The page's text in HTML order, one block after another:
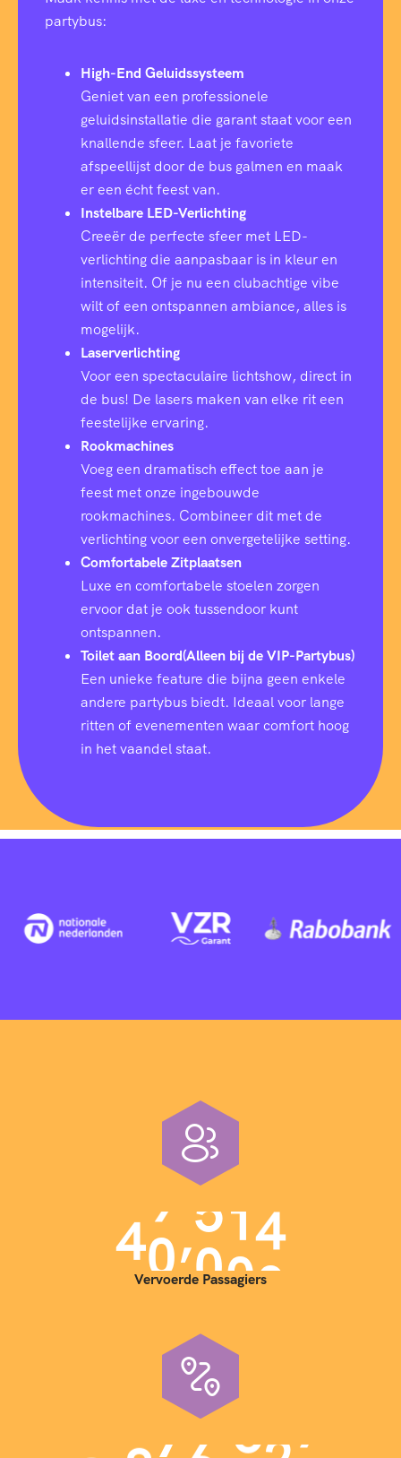
partybus:
High-End Geluidssysteem
Geniet van een professionele
geluidsinstallatie die garant staat voor een
knallende sfeer. Laat je favoriete
afspeellijst door de bus galmen en maak
er een écht feest van.
Instelbare LED-Verlichting
Creeër de perfecte sfeer met LED-
verlichting die aanpasbaar is in kleur en
intensiteit. Of je nu een clubachtige vibe
wilt of een ontspannen ambiance, alles is
mogelijk.
Laserverlichting
Voor een spectaculaire lichtshow, direct in
de bus! De lasers maken van elke rit een
feestelijke ervaring.
Rookmachines
Voeg een dramatisch effect toe aan je
feest met onze ingebouwde
rookmachines. Combineer dit met de
verlichting voor een onvergetelijke setting.
Comfortabele Zitplaatsen
Luxe en comfortabele stoelen zorgen
ervoor dat je ook tussendoor kunt
ontspannen.
Toilet aan Boord(Alleen bij de VIP-Partybus)
Een unieke feature die bijna geen enkele
andere partybus biedt. Ideaal voor lange
ritten of evenementen waar comfort hoog
in het vaandel staat.
40,000
Vervoerde Passagiers